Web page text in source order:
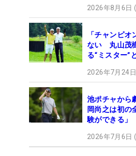
2026年8月6日
「チャンピ
ない 丸山茂
る“ミスター”
2026年7月24
池ポチャか
岡尚之は初の
験ができる」
2026年7月6日